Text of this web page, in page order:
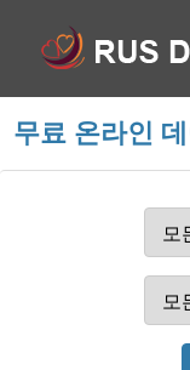
무료 온라인